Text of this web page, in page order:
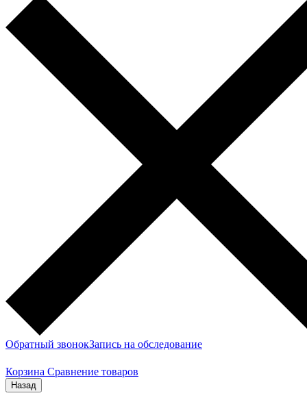
Обратный звонокЗапись на обследование
Корзина Сравнение товаров
Назад